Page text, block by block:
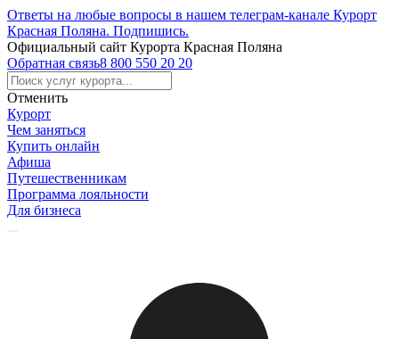
Ответы на любые вопросы в нашем телеграм-канале Курорт
Красная Поляна. Подпишись.
Официальный сайт Курорта Красная Поляна
Обратная связь8 800 550 20 20
Отменить
Курорт
Чем заняться
Купить онлайн
Афиша
Путешественникам
Программа лояльности
Для бизнеса